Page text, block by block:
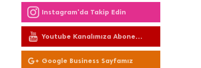
Instagram'da Takip Edin
Youtube Kanalımıza Abone
Olun
Google Business Sayfamız